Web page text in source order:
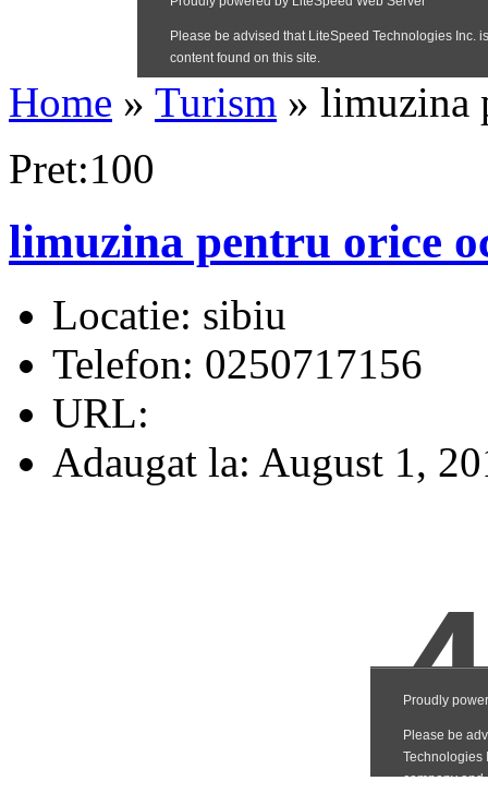
Home » Turism » limuzina
Pret:100
limuzina pentru orice
Locatie: sibiu
Telefon: 0250717156
URL:
Adaugat la: August 1,